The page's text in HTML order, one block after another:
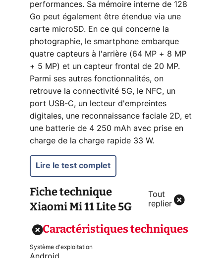
performances. Sa mémoire interne de 128
Go peut également être étendue via une
carte microSD. En ce qui concerne la
photographie, le smartphone embarque
quatre capteurs à l'arrière (64 MP + 8 MP
+ 5 MP) et un capteur frontal de 20 MP.
Parmi ses autres fonctionnalités, on
retrouve la connectivité 5G, le NFC, un
port USB-C, un lecteur d'empreintes
digitales, une reconnaissance faciale 2D, et
une batterie de 4 250 mAh avec prise en
charge de la charge rapide 33 W.
Lire le test complet
Fiche technique
Xiaomi Mi 11 Lite 5G
Tout
replier
Caractéristiques techniques
Système d'exploitation